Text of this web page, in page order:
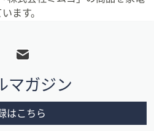
ます。
マガジン
はこちら